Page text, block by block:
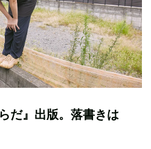
だ』出版。落書きは